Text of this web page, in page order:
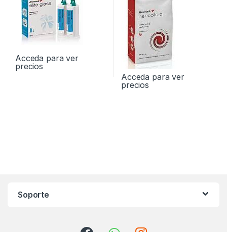
Acceda para ver
precios
Acceda para ver
precios
Soporte